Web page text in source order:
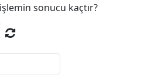
sonucu kaçtır?